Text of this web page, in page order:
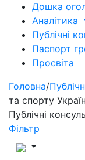
Дошка
Аналітика
Публічні
Паспорт
Просвіта
Головна/
та спорту
Публічні
Фільтр